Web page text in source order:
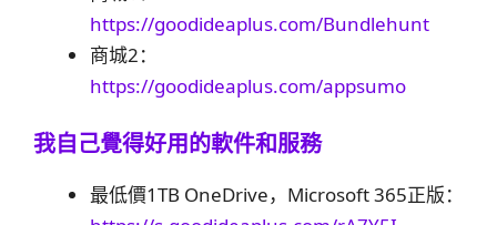
https://goodideaplus.com/Bundlehunt
商城2：
https://goodideaplus.com/appsumo
我自己覺得好用的軟件和服務
最低價1TB OneDrive，Microsoft 365正版：